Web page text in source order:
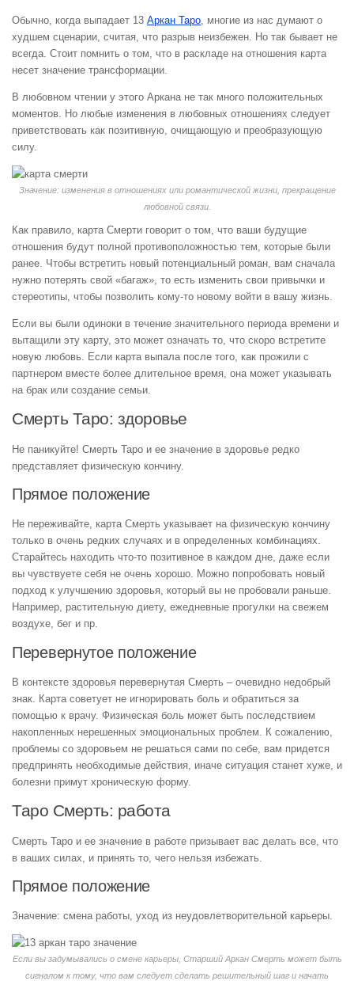
Обычно, когда выпадает 13 Аркан Таро , многие из нас думают о
худшем сценарии, считая, что разрыв неизбежен. Но так бывает не
всегда. Стоит помнить о том, что в раскладе на отношения карта
несет значение трансформации.
В любовном чтении у этого Аркана не так много положительных
моментов. Но любые изменения в любовных отношениях следует
приветствовать как позитивную, очищающую и преобразующую
силу.
Значение: изменения в отношениях или романтической жизни, прекращение
любовной связи.
Как правило, карта Смерти говорит о том, что ваши будущие
отношения будут полной противоположностью тем, которые были
ранее. Чтобы встретить новый потенциальный роман, вам сначала
нужно потерять свой «багаж», то есть изменить свои привычки и
стереотипы, чтобы позволить кому-то новому войти в вашу жизнь.
Если вы были одиноки в течение значительного периода времени и
вытащили эту карту, это может означать то, что скоро встретите
новую любовь. Если карта выпала после того, как прожили с
партнером вместе более длительное время, она может указывать
на брак или создание семьи.
Смерть Таро: здоровье
Не паникуйте! Смерть Таро и ее значение в здоровье редко
представляет физическую кончину.
Прямое положение
Не переживайте, карта Смерть указывает на физическую кончину
только в очень редких случаях и в определенных комбинациях.
Старайтесь находить что-то позитивное в каждом дне, даже если
вы чувствуете себя не очень хорошо. Можно попробовать новый
подход к улучшению здоровья, который вы не пробовали раньше.
Например, растительную диету, ежедневные прогулки на свежем
воздухе, бег и пр.
Перевернутое положение
В контексте здоровья перевернутая Смерть – очевидно недобрый
знак. Карта советует не игнорировать боль и обратиться за
помощью к врачу. Физическая боль может быть последствием
накопленных нерешенных эмоциональных проблем. К сожалению,
проблемы со здоровьем не решаться сами по себе, вам придется
предпринять необходимые действия, иначе ситуация станет хуже, и
болезни примут хроническую форму.
Таро Смерть: работа
Смерть Таро и ее значение в работе призывает вас делать все, что
в ваших силах, и принять то, чего нельзя избежать.
Прямое положение
Значение: смена работы, уход из неудовлетворительной карьеры.
Если вы задумывались о смене карьеры, Старший Аркан Смерть может быть
сигналом к тому, что вам следует сделать решительный шаг и начать